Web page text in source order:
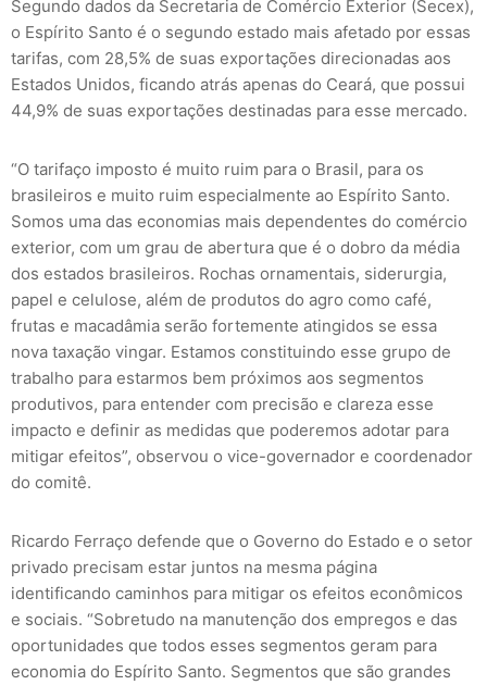
Segundo dados da Secretaria de Comércio Exterior (Secex),
o Espírito Santo é o segundo estado mais afetado por essas
tarifas, com 28,5% de suas exportações direcionadas aos
Estados Unidos, ficando atrás apenas do Ceará, que possui
44,9% de suas exportações destinadas para esse mercado.
“O tarifaço imposto é muito ruim para o Brasil, para os
brasileiros e muito ruim especialmente ao Espírito Santo.
Somos uma das economias mais dependentes do comércio
exterior, com um grau de abertura que é o dobro da média
dos estados brasileiros. Rochas ornamentais, siderurgia,
papel e celulose, além de produtos do agro como café,
frutas e macadâmia serão fortemente atingidos se essa
nova taxação vingar. Estamos constituindo esse grupo de
trabalho para estarmos bem próximos aos segmentos
produtivos, para entender com precisão e clareza esse
impacto e definir as medidas que poderemos adotar para
mitigar efeitos”, observou o vice-governador e coordenador
do comitê.
Ricardo Ferraço defende que o Governo do Estado e o setor
privado precisam estar juntos na mesma página
identificando caminhos para mitigar os efeitos econômicos
e sociais. “Sobretudo na manutenção dos empregos e das
oportunidades que todos esses segmentos geram para
economia do Espírito Santo. Segmentos que são grandes